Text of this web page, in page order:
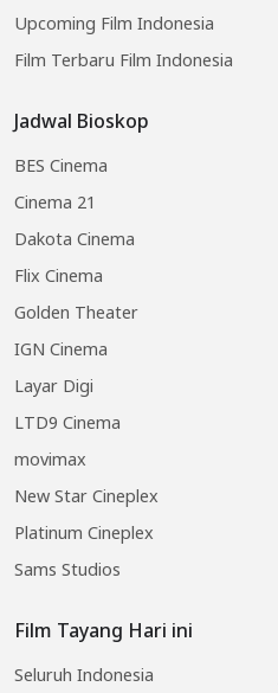
Upcoming Film Indonesia
Film Terbaru Film Indonesia
Jadwal Bioskop
BES Cinema
Cinema 21
Dakota Cinema
Flix Cinema
Golden Theater
IGN Cinema
Layar Digi
LTD9 Cinema
movimax
New Star Cineplex
Platinum Cineplex
Sams Studios
Film Tayang Hari ini
Seluruh Indonesia